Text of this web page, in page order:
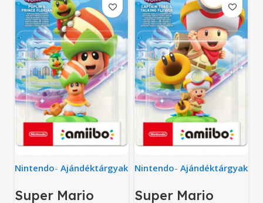
Nintendo- Ajándéktárgyak
Super Mario
Nintendo- Ajándéktárgyak
Super Mario